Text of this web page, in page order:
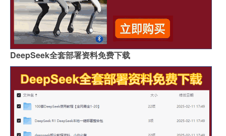
DeepSeek全套部署资料免费下载